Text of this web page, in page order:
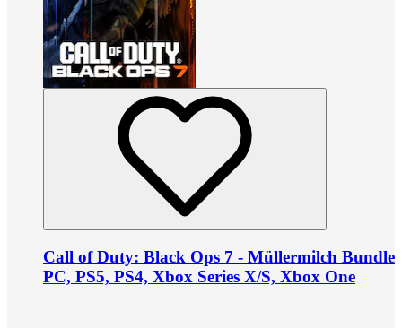
Call of Duty: Black Ops 7 - Müllermilch Bundle
PC, PS5, PS4, Xbox Series X/S, Xbox One